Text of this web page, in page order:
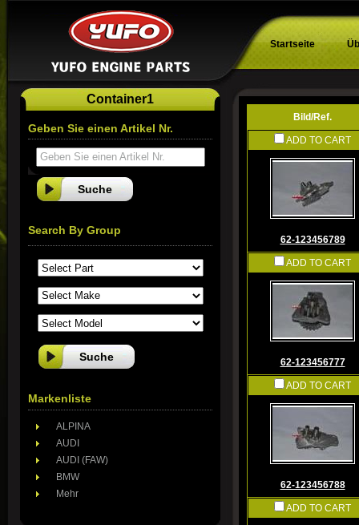
Startseite
Bild/Ref.
ADD TO CART
62-123456789
ADD TO CART
62-123456777
ADD TO CART
62-123456788
ADD TO CART
Container1
Geben Sie einen Artikel Nr.
Geben Sie einen Artikel Nr.
Search By Group
Markenliste
ALPINA
AUDI
AUDI (FAW)
BMW
Mehr